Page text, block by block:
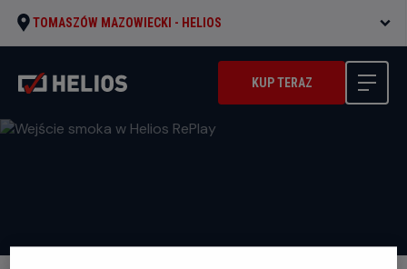
TOMASZÓW MAZOWIECKI - HELIOS
KUP TERAZ